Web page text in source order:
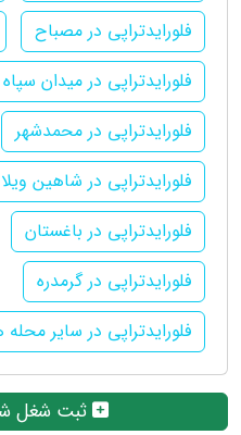
فلورایدتراپی در مصباح
فلورایدتراپی در میدان سپاه
فلورایدتراپی در محمدشهر
فلورایدتراپی در شاهین ویلا
فلورایدتراپی در باغستان
فلورایدتراپی در گرمدره
فلورایدتراپی در سایر محله
ثبت شغل